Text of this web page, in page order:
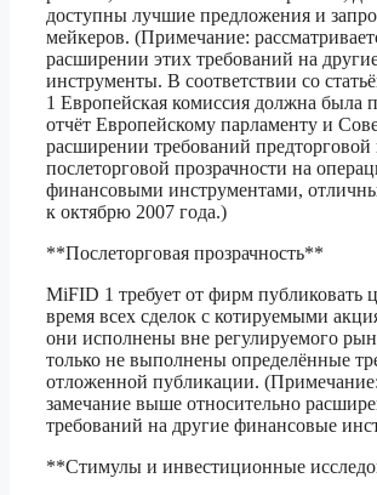
доступны лучшие предложения и
мейкеров. (Примечание:
расширении этих требований на
инструменты. В соответствии со
1 Европейская комиссия должна была
отчёт Европейскому парламенту и
расширении требований предторговой
послеторговой прозрачности на
финансовыми инструментами,
к октябрю 2007 года.)
**Послеторговая прозрачность**
MiFID 1 требует от фирм публиковать
время всех сделок с котируемыми
они исполнены вне регулируемого
только не выполнены определённые
отложенной публикации.
замечание выше относительно
требований на другие финансовые
**Стимулы и инвестиционные